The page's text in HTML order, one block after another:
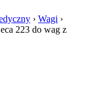
› Wagi ›
223 do wag z